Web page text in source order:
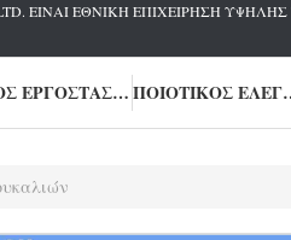
CO., LTD. ΕΊΝΑΙ ΕΘΝΙΚΉ
ΓΎΡΟΣ ΕΡΓΟΣΤΑΣΊΩΝ